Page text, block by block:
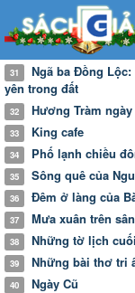
31 Ngã ba Đồng Lộc:
yên trong đất
32 Hương Tràm ngày
33 King cafe
34 Phố lạnh chiều
35 Sông quê của
36 Đêm ở làng của
37 Mưa xuân trên
38 Những tờ lịch cuối
39 Những bài thơ tri
40 Ngày Cũ